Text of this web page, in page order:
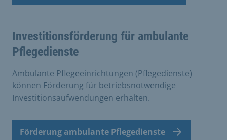
Investitionsförderung für ambulante
Pflegedienste
Ambulante Pflegeeinrichtungen (Pflegedienste)
können Förderung für betriebsnotwendige
Investitionsaufwendungen erhalten.
Förderung ambulante Pflegedienste